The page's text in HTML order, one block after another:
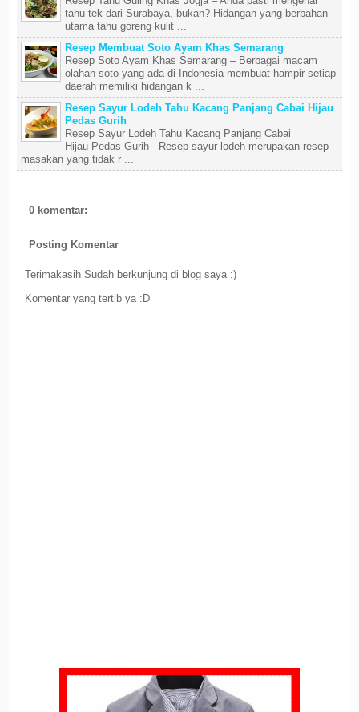
tahu tek dari Surabaya, bukan? Hidangan yang berbahan
utama tahu goreng kulit ...
Resep Membuat Soto Ayam Khas Semarang
Resep Soto Ayam Khas Semarang – Berbagai macam
olahan soto yang ada di Indonesia membuat hampir setiap
daerah memiliki hidangan k ...
Resep Sayur Lodeh Tahu Kacang Panjang Cabai Hijau
Pedas Gurih
Resep Sayur Lodeh Tahu Kacang Panjang Cabai
Hijau Pedas Gurih - Resep sayur lodeh merupakan resep
masakan yang tidak r ...
0 komentar:
Posting Komentar
Terimakasih Sudah berkunjung di blog saya :)
Komentar yang tertib ya :D